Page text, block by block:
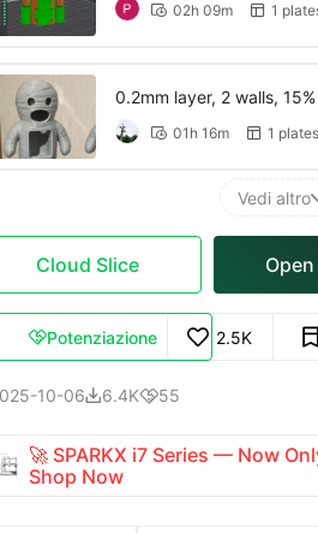
 02h 09m  1
0.2mm layer, 2 walls,
 01h 16m  1 plates
Vedi altro
Cloud Slice
Potenziazione 2.5K
10-066.4K55
🚀 SPARKX i7 Series — Now
Shop Now